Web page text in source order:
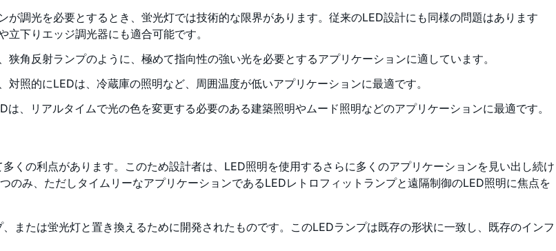
が調光を必要とするとき、蛍光灯では技術的な限界があります。従来のLED設計にも同様の問題はあります
下りエッジ調光器にも適合可能です。
狭角反射ランプのように、極めて指向性の強い光を必要とするアプリケーションに適しています。
対照的にLEDは、冷蔵庫の照明など、周囲温度が低いアプリケーションに最適です。
は、リアルタイムで光の色を変更する必要のある建築照明やムード照明などのアプリケーションに最適です。
くの利点があります。このため設計者は、LED照明を使用するさらに多くのアプリケーションを見い出し続け
み、ただしタイムリーなアプリケーションであるLEDレトロフィットランプと遠隔制御のLED照明に焦点を
または蛍光灯と置き換えるために開発されたものです。このLEDランプは既存の形状に一致し、既存のインフ